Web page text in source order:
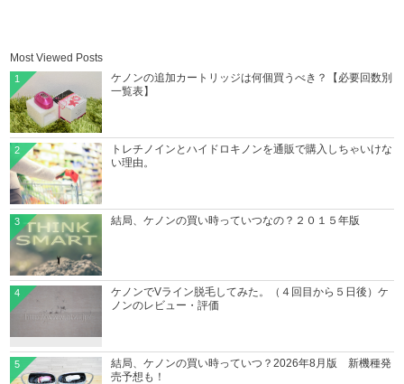
Most Viewed Posts
ケノンの追加カートリッジは何個買うべき？【必要回数別
一覧表】
1
トレチノインとハイドロキノンを通販で購入しちゃいけな
い理由。
2
結局、ケノンの買い時っていつなの？２０１５年版
3
ケノンでVライン脱毛してみた。（４回目から５日後）ケ
ノンのレビュー・評価
4
結局、ケノンの買い時っていつ？2026年8月版 新機種発
売予想も！
5